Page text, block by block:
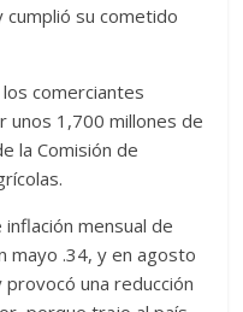
su cometido
comerciantes
unos 1,700 millones de
la Comisión de
mensual de
mayo .34, y en agosto
una reducción